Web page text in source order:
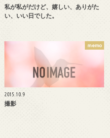
私が私がだけど、嬉しい、ありがた
い、いい日でした。
memo
2015.10.9
撮影